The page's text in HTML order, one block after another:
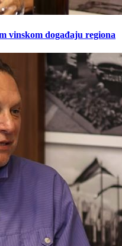
vinskom događaju regiona